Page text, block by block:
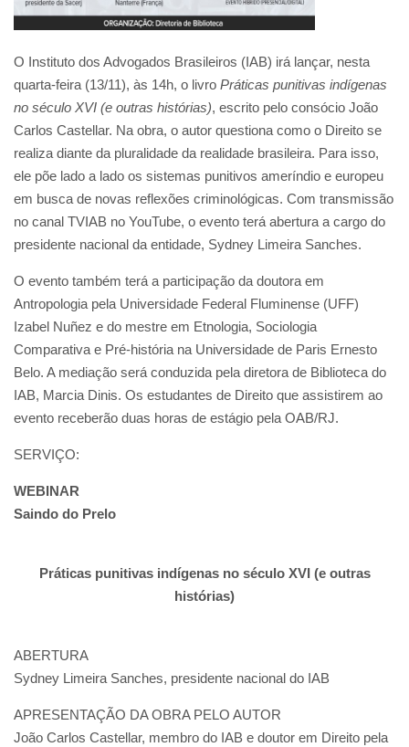
O Instituto dos Advogados Brasileiros (IAB) irá lançar, nesta
quarta-feira (13/11), às 14h, o livro Práticas punitivas indígenas
no século XVI (e outras histórias), escrito pelo consócio João
Carlos Castellar. Na obra, o autor questiona como o Direito se
realiza diante da pluralidade da realidade brasileira. Para isso,
ele põe lado a lado os sistemas punitivos ameríndio e europeu
em busca de novas reflexões criminológicas. Com transmissão
no canal TVIAB no YouTube, o evento terá abertura a cargo do
presidente nacional da entidade, Sydney Limeira Sanches.
O evento também terá a participação da doutora em
Antropologia pela Universidade Federal Fluminense (UFF)
Izabel Nuñez e do mestre em Etnologia, Sociologia
Comparativa e Pré-história na Universidade de Paris Ernesto
Belo. A mediação será conduzida pela diretora de Biblioteca do
IAB, Marcia Dinis. Os estudantes de Direito que assistirem ao
evento receberão duas horas de estágio pela OAB/RJ.
SERVIÇO:
WEBINAR
Saindo do Prelo
Práticas punitivas indígenas no século XVI (e outras
histórias)
ABERTURA
Sydney Limeira Sanches, presidente nacional do IAB
APRESENTAÇÃO DA OBRA PELO AUTOR
João Carlos Castellar, membro do IAB e doutor em Direito pela